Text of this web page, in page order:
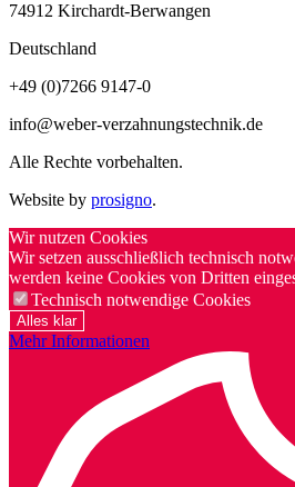
74912 Kirchardt-Berwangen
Deutschland
+49 (0)7266 9147-0
info@weber-verzahnungstechnik.de
Alle Rechte vorbehalten.
Website by prosigno.
Wir nutzen Cookies
Wir setzen ausschließlich technisch
werden keine Cookies von Dritten
Technisch notwendige Cookies
Alles klar
Mehr Informationen